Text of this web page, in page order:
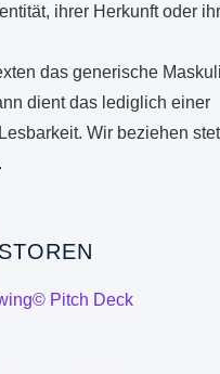
ihrer Herkunft oder
das generische
dient das lediglich einer
Wir beziehen
Pitch Deck